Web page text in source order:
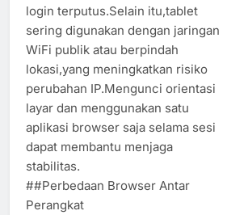
login terputus.Selain itu,tablet
sering digunakan dengan jaringan
WiFi publik atau berpindah
lokasi,yang meningkatkan risiko
perubahan IP.Mengunci orientasi
layar dan menggunakan satu
aplikasi browser saja selama sesi
dapat membantu menjaga
stabilitas.
##Perbedaan Browser Antar
Perangkat